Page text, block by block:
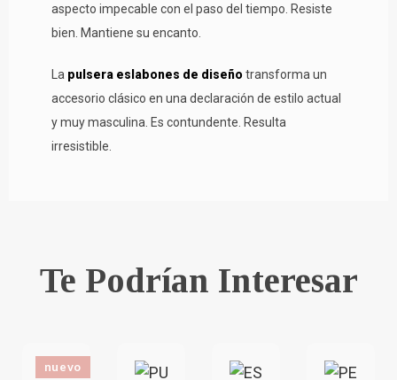
aspecto impecable con el paso del tiempo. Resiste
bien. Mantiene su encanto.
La pulsera eslabones de diseño transforma un
accesorio clásico en una declaración de estilo actual
y muy masculina. Es contundente. Resulta
irresistible.
Te Podrían Interesar
nuevo